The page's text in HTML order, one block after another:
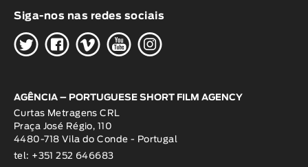
Siga-nos nas redes sociais
HGWOK
AGÊNCIA – PORTUGUESE SHORT FILM AGENCY
Curtas Metragens CRL
Praça José Régio, 110
4480-718 Vila do Conde - Portugal
tel: +351 252 646683